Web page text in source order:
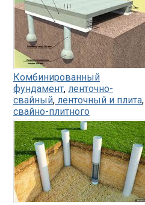
Комбинированный
фундамент, ленточно-
свайный, ленточный и плита,
свайно-плитного